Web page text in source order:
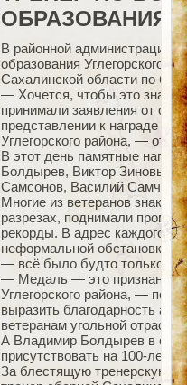
ОБРАЗОВАНИЯ
В районной администрации
образования Углегорского
Сахалинской области по
— Хочется, чтобы это
принимали заявления от
представлении к награде
Углегорского района, —
В этот день памятные
Болдырев, Виктор
Самсонов, Василий
Многие из ветеранов
разрезах, поднимали
рекорды. В адрес каждого
неформальной обстановке
— всё было будто только
— Медаль — это признание
Углегорского района, —
выразить благодарность
ветеранам угольной
А Владимир Болдырев в
присутствовать на 100-
За блестящую тренерскую